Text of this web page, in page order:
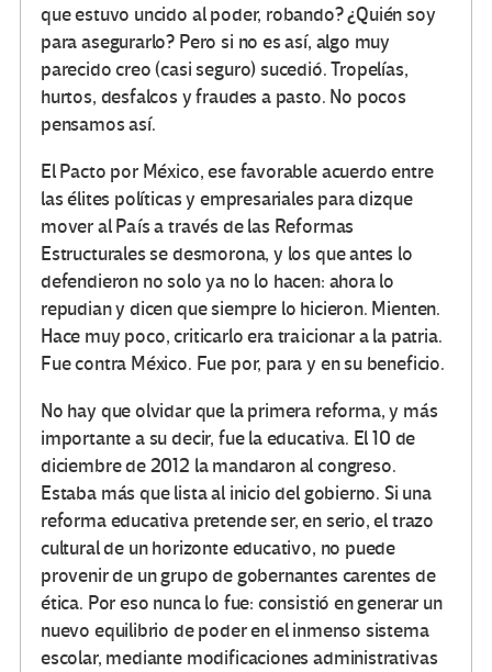
que estuvo uncido al poder, robando? ¿Quién soy
para asegurarlo? Pero si no es así, algo muy
parecido creo (casi seguro) sucedió. Tropelías,
hurtos, desfalcos y fraudes a pasto. No pocos
pensamos así.
El Pacto por México, ese favorable acuerdo entre
las élites políticas y empresariales para dizque
mover al País a través de las Reformas
Estructurales se desmorona, y los que antes lo
defendieron no solo ya no lo hacen: ahora lo
repudian y dicen que siempre lo hicieron. Mienten.
Hace muy poco, criticarlo era traicionar a la patria.
Fue contra México. Fue por, para y en su beneficio.
No hay que olvidar que la primera reforma, y más
importante a su decir, fue la educativa. El 10 de
diciembre de 2012 la mandaron al congreso.
Estaba más que lista al inicio del gobierno. Si una
reforma educativa pretende ser, en serio, el trazo
cultural de un horizonte educativo, no puede
provenir de un grupo de gobernantes carentes de
ética. Por eso nunca lo fue: consistió en generar un
nuevo equilibrio de poder en el inmenso sistema
escolar, mediante modificaciones administrativas